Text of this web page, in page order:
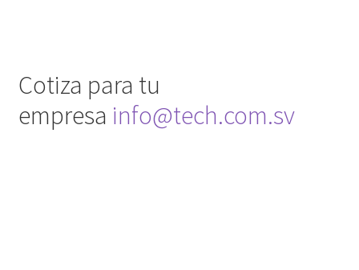
Cotiza para tu
empresa info@tech.com.sv